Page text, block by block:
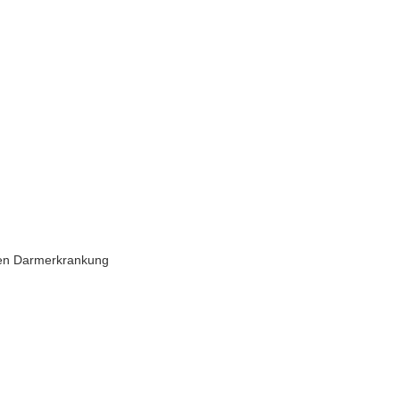
Darmerkrankung